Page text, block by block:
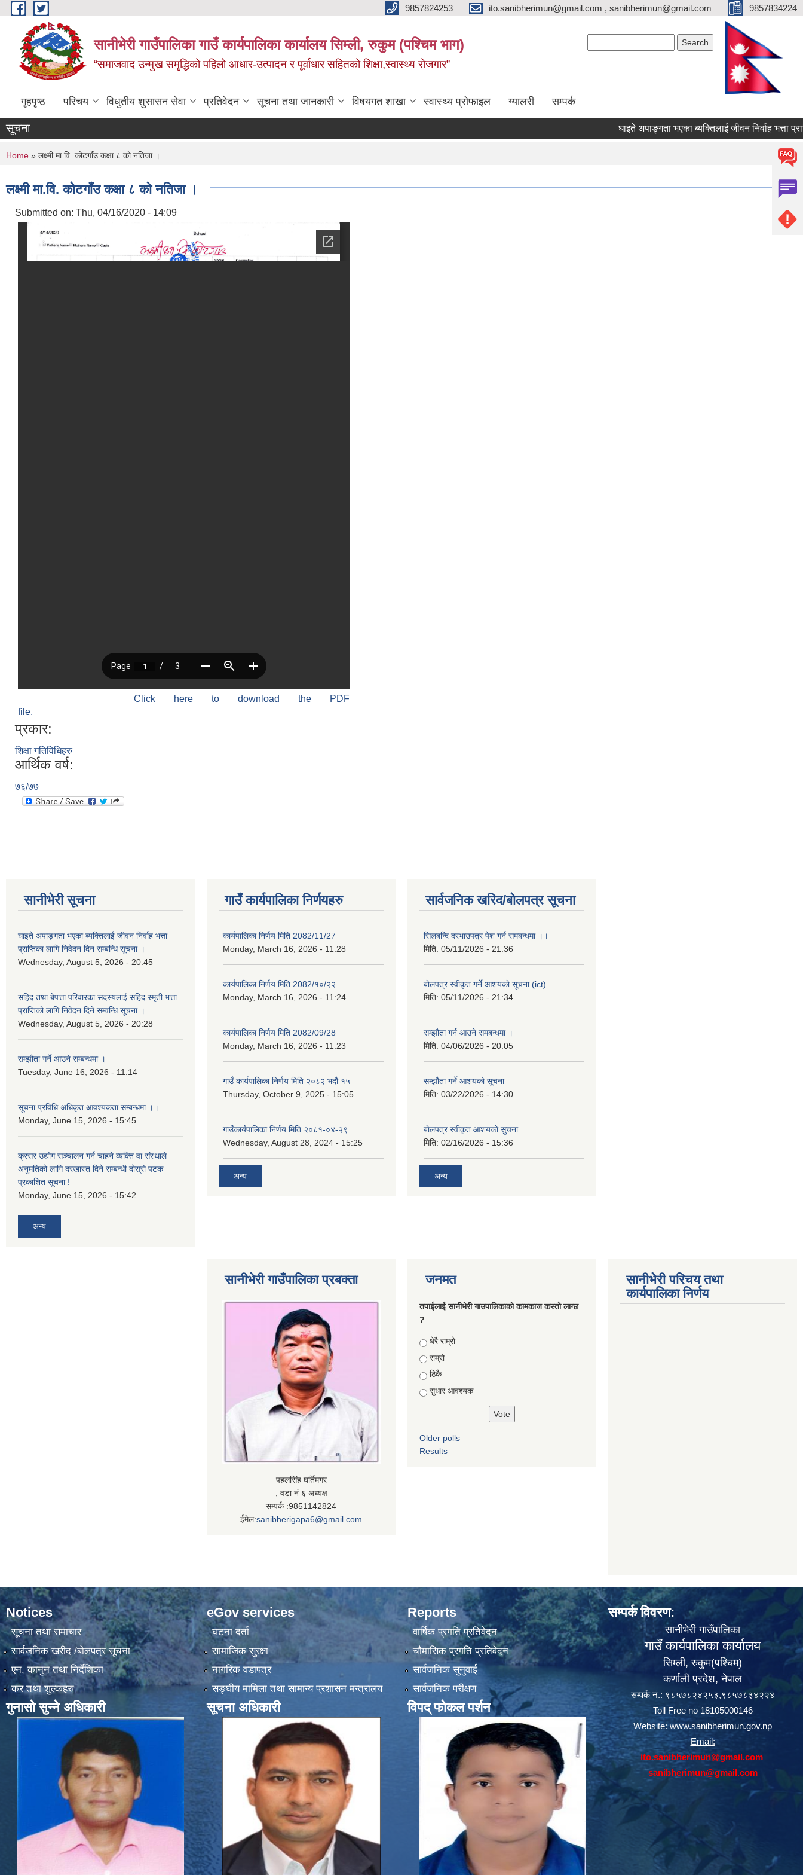
Skip to main content 9857824253 ito.sanibherimun@gmail.com , sanibherimun@gmail.com 9857834224
सानीभेरी गाउँपालिका गाउँ कार्यपालिका कार्यालय सिम्ली, रुकुम (पश्चिम भाग)
“समाजवाद उन्मुख समृद्धिको पहिलो आधार-उत्पादन र पूर्वाधार सहितको शिक्षा,स्वास्थ्य रोजगार”
गृहपृष्ठ परिचय विधुतीय शुसासन सेवा प्रतिवेदन सूचना तथा जानकारी विषयगत शाखा स्वास्थ्य प्रोफाइल ग्यालरी सम्पर्क
सूचना घाइते अपाङ्गता भएका ब्यक्तिलाई जीवन निर्वाह भत्ता
You are here
Home » लक्ष्मी मा.वि. कोटगाँउ कक्षा ८ को नतिजा ।
लक्ष्मी मा.वि. कोटगाँउ कक्षा ८ को नतिजा ।
Submitted on: Thu, 04/16/2020 - 14:09
Click here to download the PDF
file.
प्रकार:
शिक्षा गतिविधिहरु
आर्थिक वर्ष:
७६/७७
सानीभेरी सूचना
घाइते अपाङ्गता भएका ब्यक्तिलाई जीवन निर्वाह भत्ता
प्राप्तिका लागि निवेदन दिन सम्बन्धि सूचना ।
Wednesday, August 5, 2026 - 20:45
सहिद तथा बेपत्ता परिवारका सदस्यलाई सहिद स्मृती भत्ता
प्राप्तिको लागि निवेदन दिने सम्वन्धि सूचना ।
Wednesday, August 5, 2026 - 20:28
सम्झौता गर्ने आउने सम्बन्धमा ।
Tuesday, June 16, 2026 - 11:14
सूचना प्रविधि अधिकृत आवश्यकता सम्बन्धमा ।।
Monday, June 15, 2026 - 15:45
क्रसर उद्योग सञ्चालन गर्न चाहने व्यक्ति वा संस्थाले
अनुमतिको लागि दरखास्त दिने सम्बन्धी दोस्रो पटक
प्रकाशित सूचना !
Monday, June 15, 2026 - 15:42
अन्य
गाउँ कार्यपालिका निर्णयहरु
कार्यपालिका निर्णय मिति 2082/11/27
Monday, March 16, 2026 - 11:28
कार्यपालिका निर्णय मिति 2082/१०/२२
Monday, March 16, 2026 - 11:24
कार्यपालिका निर्णय मिति 2082/09/28
Monday, March 16, 2026 - 11:23
गाउँ कार्यपालिका निर्णय मिति २०८२ भदौ १५
Thursday, October 9, 2025 - 15:05
गाउँकार्यपालिका निर्णय मिति २०८१-०४-२९
Wednesday, August 28, 2024 - 15:25
अन्य
सार्वजनिक खरिद/बोलपत्र सूचना
सिलबन्दि दरभाउपत्र पेश गर्न समबन्धमा ।।
मिति: 05/11/2026 - 21:36
बाेलपत्र स्वीकृत गर्ने आशयकाे सूचना (ict)
मिति: 05/11/2026 - 21:34
सम्झौता गर्न आउने समबन्धमा ।
मिति: 04/06/2026 - 20:05
सम्झौता गर्ने आशयको सूचना
मिति: 03/22/2026 - 14:30
बाेलपत्र स्वीकृत आशयकाे सुचना
मिति: 02/16/2026 - 15:36
अन्य
सानीभेरी गाउँपालिका प्रबक्ता
पहलसिंह घर्तिमगर
; वडा नं ६ अध्यक्ष
सम्पर्क :9851142824
ईमेल:sanibherigapa6@gmail.com
जनमत
तपाईलाई सानीभेरी गाउपालिकाकाे कामकाज कस्ताे लाग्छ
?
Choices
धेरै राम्राे
राम्रो
ठिकै
सुधार आवश्यक
Older polls
Results
सानीभेरी परिचय तथा
कार्यपालिका निर्णय
Notices
सूचना तथा समाचार
सार्वजनिक खरीद /बोलपत्र सूचना
एन, कानुन तथा निर्देशिका
कर तथा शुल्कहरु
गुनासो सुन्ने अधिकारी
eGov services
घटना दर्ता
सामाजिक सुरक्षा
नागरिक वडापत्र
सङ्‍घीय मामिला तथा सामान्य प्रशासन मन्त्रालय
सूचना अधिकारी
Reports
वार्षिक प्रगति प्रतिवेदन
चौमासिक प्रगति प्रतिवेदन
सार्वजनिक सुनुवाई
सार्वजनिक परीक्षण
विपद् फोकल पर्शन
सम्पर्क विवरण:
सानीभेरी गाउँपालिका
गाउँ कार्यपालिका कार्यालय
सिम्ली, रुकुम(पश्‍चिम)
कर्णाली प्रदेश, नेपाल
सम्पर्क नं.: ९८५७८२४२५३,९८५७८३४२२४
Toll Free no 18105000146
Website:www.sanibherimun.gov.np
Email:
ito.sanibherimun@gmail.com
sanibherimun@gmail.com